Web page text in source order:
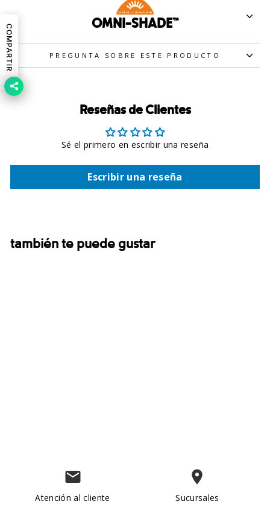
OMNI-SHADE™
PREGUNTA SOBRE ESTE PRODUCTO
Reseñas de Clientes
Sé el primero en escribir una reseña
Escribir una reseña
también te puede gustar
email
Atención al cliente
place
Sucursales
COMPARTIR